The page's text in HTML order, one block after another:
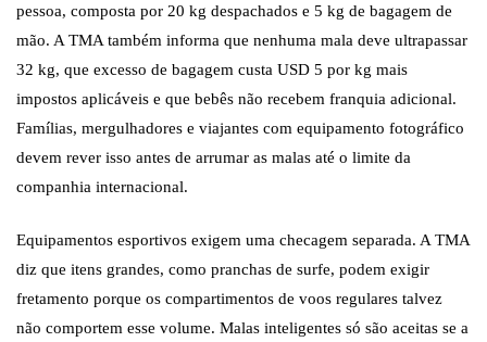
pessoa, composta por 20 kg despachados e 5 kg de bagagem de
mão. A TMA também informa que nenhuma mala deve ultrapassar
32 kg, que excesso de bagagem custa USD 5 por kg mais
impostos aplicáveis e que bebês não recebem franquia adicional.
Famílias, mergulhadores e viajantes com equipamento fotográfico
devem rever isso antes de arrumar as malas até o limite da
companhia internacional.
Equipamentos esportivos exigem uma checagem separada. A TMA
diz que itens grandes, como pranchas de surfe, podem exigir
fretamento porque os compartimentos de voos regulares talvez
não comportem esse volume. Malas inteligentes só são aceitas se a